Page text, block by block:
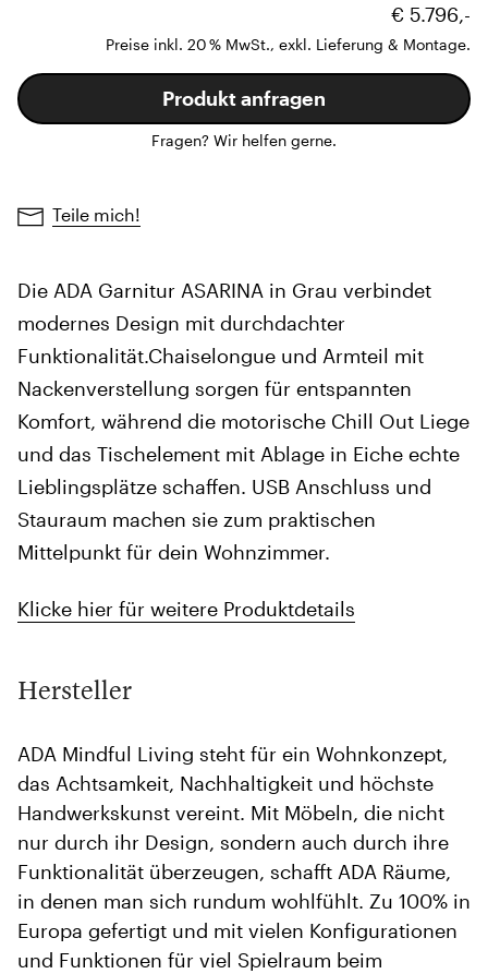
€ 5.796,-
Preise inkl. 20 % MwSt., exkl. Lieferung & Montage.
Produkt anfragen
Fragen? Wir helfen gerne.
Teile mich!
Die ADA Garnitur ASARINA in Grau verbindet
modernes Design mit durchdachter
Funktionalität.Chaiselongue und Armteil mit
Nackenverstellung sorgen für entspannten
Komfort, während die motorische Chill Out Liege
und das Tischelement mit Ablage in Eiche echte
Lieblingsplätze schaffen. USB Anschluss und
Stauraum machen sie zum praktischen
Mittelpunkt für dein Wohnzimmer.
Klicke hier für weitere Produktdetails
Hersteller
​ADA Mindful Living steht für ein Wohnkonzept,
das Achtsamkeit, Nachhaltigkeit und höchste
Handwerkskunst vereint. Mit Möbeln, die nicht
nur durch ihr Design, sondern auch durch ihre
Funktionalität überzeugen, schafft ADA Räume,
in denen man sich rundum wohlfühlt. Zu 100% in
Europa gefertigt und mit vielen Konfigurationen
und Funktionen für viel Spielraum beim